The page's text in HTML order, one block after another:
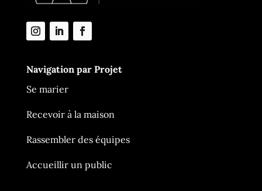
Navigation par Projet
Se marier
Recevoir à la maison
Rassembler des équipes
Accueillir un public